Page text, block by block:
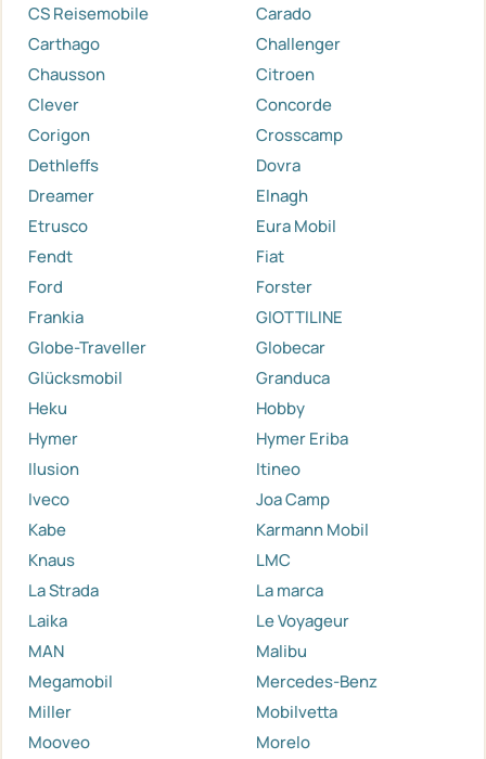
CS Reisemobile
Carado
Carthago
Challenger
Chausson
Citroen
Clever
Concorde
Corigon
Crosscamp
Dethleffs
Dovra
Dreamer
Elnagh
Etrusco
Eura Mobil
Fendt
Fiat
Ford
Forster
Frankia
GIOTTILINE
Globe-Traveller
Globecar
Glücksmobil
Granduca
Heku
Hobby
Hymer
Hymer Eriba
Ilusion
Itineo
Iveco
Joa Camp
Kabe
Karmann Mobil
Knaus
LMC
La Strada
La marca
Laika
Le Voyageur
MAN
Malibu
Megamobil
Mercedes-Benz
Miller
Mobilvetta
Mooveo
Morelo